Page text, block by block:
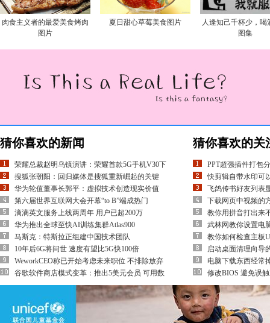
肉食主义者的最爱美食烤肉
图片
夏日甜心草莓美食图片
人逢知己千杯少，喝
图集
猜你喜欢的新闻
荣耀总裁赵明乌镇演讲：荣耀首款5G手机V30下
搜狐张朝阳：回归媒体是搜狐重新崛起的关键
华为轮值董事长郭平：虚拟技术创造现实价值
第六届世界互联网大会开幕“to B”端成热门
滴滴英文服务上线两周年 用户已超200万
华为推出全球至快AI训练集群Atlas900
马斯克：特斯拉正组建中国技术团队
10年后6G将问世 速度有望比5G快100倍
WeworkCEO称已开始考虑未来职位 不排除放弃
谷歌软件商店模式变革：推出5美元会员 可用数
猜你喜欢的关
PPT超强插件打包
快剪辑自带水印可
飞鸽传书好友列表
下载网页中视频的
教你用拼音打出来
武林网教你设置电
教你如何检查主板
启动桌面清理向导
电脑下载东西经常
修改BIOS 避免误